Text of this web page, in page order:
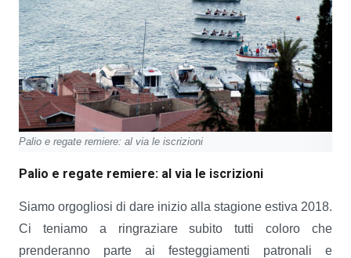
Palio e regate remiere: al via le iscrizioni
Palio e regate remiere: al via le iscrizioni
Siamo orgogliosi di dare inizio alla stagione estiva 2018.
Ci teniamo a ringraziare subito tutti coloro che
prenderanno parte ai festeggiamenti patronali e